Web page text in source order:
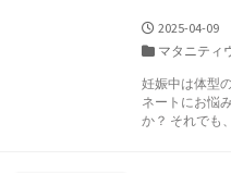
公
開
2025-04-09
カ
ゴ
リ
マタニティ
妊娠中は体型
ネートにお悩
か？ それでも